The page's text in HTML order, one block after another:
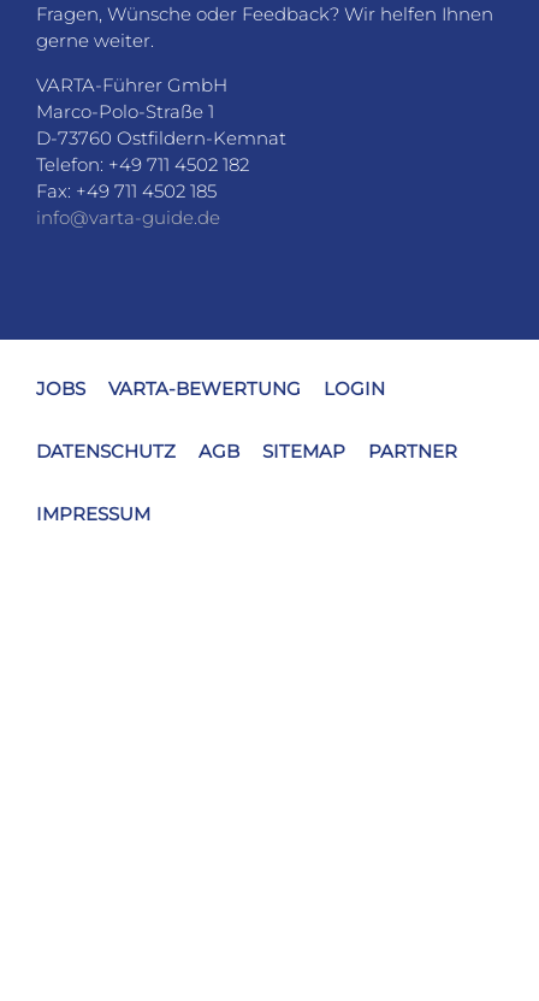
Fragen, Wünsche oder Feedback? Wir helfen Ihnen
gerne weiter.
VARTA-Führer GmbH
Marco-Polo-Straße 1
D-73760 Ostfildern-Kemnat
Telefon: +49 711 4502 182
Fax: +49 711 4502 185
info@varta-guide.de
JOBS VARTA-BEWERTUNG LOGIN
DATENSCHUTZ AGB SITEMAP PARTNER
IMPRESSUM